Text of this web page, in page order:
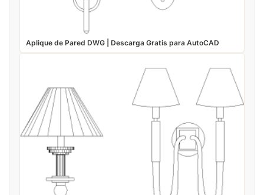
Aplique de Pared DWG | Descarga Gratis para AutoCAD